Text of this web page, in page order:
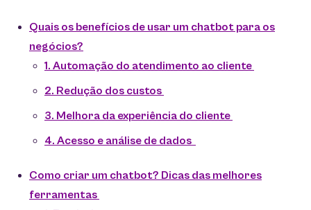
Quais os benefícios de usar um chatbot para os
negócios?
1. Automação do atendimento ao cliente
2. Redução dos custos
3. Melhora da experiência do cliente
4. Acesso e análise de dados
Como criar um chatbot? Dicas das melhores
ferramentas